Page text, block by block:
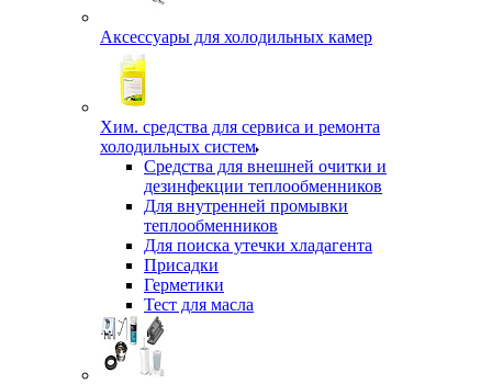
Аксессуары для холодильных камер
Хим. средства для сервиса и ремонта
холодильных систем
Средства для внешней очитки и
дезинфекции теплообменников
Для внутренней промывки
теплообменников
Для поиска утечки хладагента
Присадки
Герметики
Тест для масла